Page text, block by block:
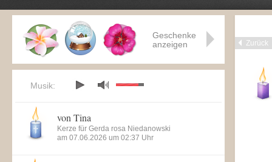
Zurück
Geschenke
anzeigen
Musik:
von Tina
Kerze für Gerda rosa Niedanowski
am 07.06.2026 um 02:37 Uhr